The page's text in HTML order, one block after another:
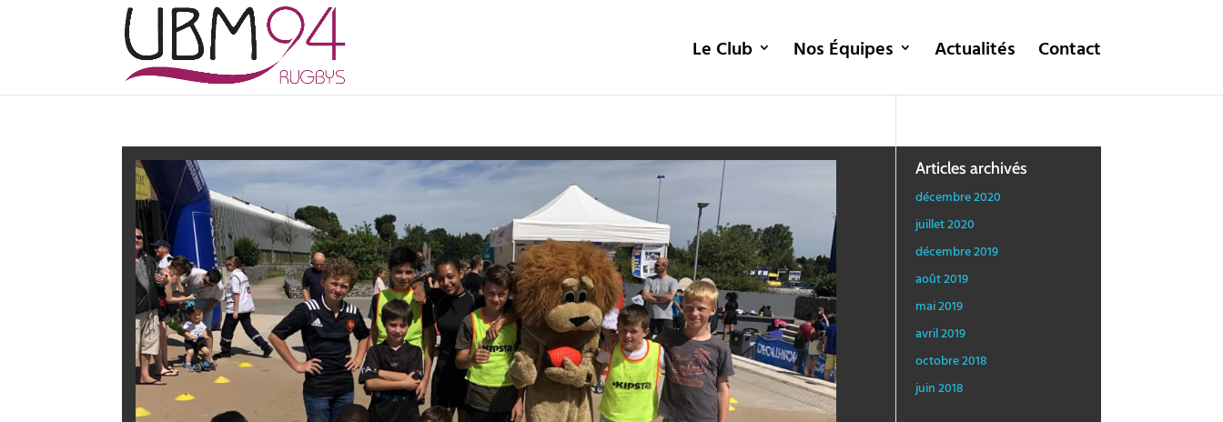
Le Club Nos Équipes Actualités Contact
Articles archivés
décembre 2020
juillet 2020
décembre 2019
août 2019
mai 2019
avril 2019
octobre 2018
juin 2018